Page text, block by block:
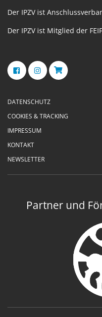
Der IPZV ist
Der IPZV ist Mitglied der
DATENSCHUTZ
COOKIES & TRACKING
IMPRESSUM
KONTAKT
NEWSLETTER
Partner und